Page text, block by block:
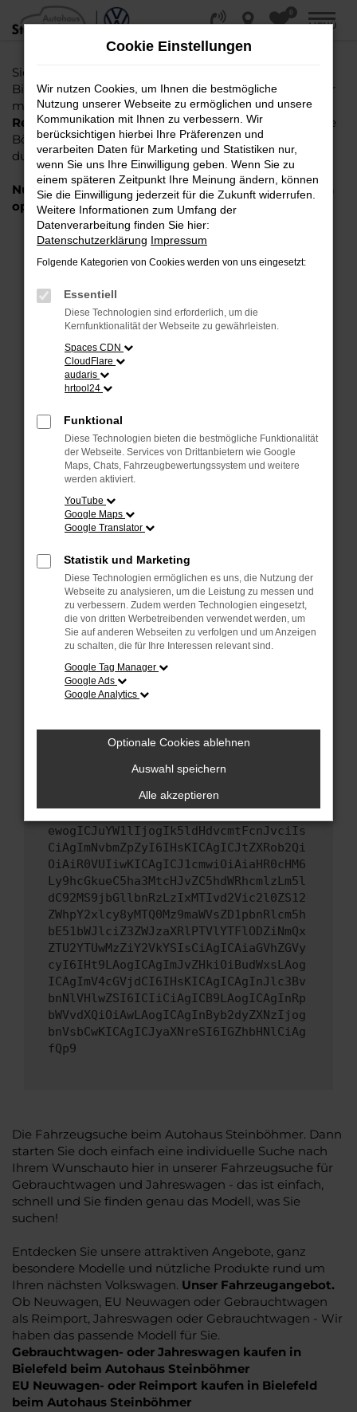
Zum
Hauptinhalt
0
MENÜ
Sie suchen einen Gebrauchtwagen oder Jahreswagen
Bielefeld, Gütersloh, Osnabrück oder Paderborn? Oder
möchten Sie einenEU Neuwagen oder gebrauchten
Reimport kaufen und nicht mühselig die vielen online
Börsen oder Anzeigen im Automarkt der Zeitungen
durch arbeiten?Hier sind Sie richtig!
Nutzen Sie jetzt das folgende graue Suchfeld für ein
optimiertes Ergebnis.
FEHLER: NETWORK ERROR
Hier sind ein paar Tipps, die dir helfen können:
Überprüfe deine Firewall und deine
Internetverbindung.
Laden andere Webseiten, zum Beispiel deine
Suchmaschine?
Manche Erweiterungen, wie Werbeblocker,
können das Laden bestimmter Seiten
verhindern. Funktioniert die Seite in einem
anderen Browser oder in einem privaten
Fenster?
Starte dein Gerät neu.
Das kann manchmal helfen, vorübergehende
Probleme zu beheben.
Stelle sicher, dass dein Browser und dein
Betriebssystem auf dem neuesten Stand
sind.
Veraltete Software birgt nicht nur ein
Sicherheitsrisiko, sondern kann auch dazu
führen, dass bestimmte Funktionen nicht mehr
unterstützt werden.
hast, kontaktiere uns bitte. Wir werden
uns diesen Text schicken, um uns bei der
Fehlersuche zu unterstützen:
ewogICJuYW1lIjogIk5ldHdvcmtFcnJvciIs
CiAgImNvbmZpZyI6IHsKICAgICJtZXRob2Qi
OiAiR0VUIiwKICAgICJ1cmwiOiAiaHR0cHM6
Ly9hcGkueC5ha3MtcHJvZC5hdWRhcmlzLm5l
dC92MS9jbGllbnRzLzIxMTIvd2Vic2l0ZS12
ZWhpY2xlcy8yMTQ0Mz9maWVsZD1pbnRlcm5h
bE51bWJlciZ3ZWJzaXRlPTVlYTFlODZiNmQx
ZTU2YTUwMzZiY2VkYSIsCiAgICAiaGVhZGVy
cyI6IHt9LAogICAgImJvZHkiOiBudWxsLAog
ICAgImV4cGVjdCI6IHsKICAgICAgInJlc3Bv
bnNlVHlwZSI6ICIiCiAgICB9LAogICAgInRp
bWVvdXQiOiAwLAogICAgInByb2dyZXNzIjog
bnVsbCwKICAgICJyaXNreSI6IGZhbHNlCiAg
fQp9
Die Fahrzeugsuche beim Autohaus Steinböhmer. Dann
starten Sie doch einfach eine individuelle Suche nach
Ihrem Wunschauto hier in unserer Fahrzeugsuche für
Gebrauchtwagen und Jahreswagen - das ist einfach,
schnell und Sie finden genau das Modell, was Sie
suchen!
Entdecken Sie unsere attraktiven Angebote, ganz
besondere Modelle und nützliche Produkte rund um
Ihren nächsten Volkswagen. Unser Fahrzeugangebot.
Ob Neuwagen, EU Neuwagen oder Gebrauchtwagen
als Reimport, Jahreswagen oder Gebrauchtwagen - Wir
haben das passende Modell für Sie.
Gebrauchtwagen- oder Jahreswagen kaufen in
Bielefeld beim Autohaus Steinböhmer
EU Neuwagen- oder Reimport kaufen in Bielefeld
beim Autohaus Steinböhmer
Cookie Einstellungen
Wir nutzen Cookies, um Ihnen die bestmögliche
Nutzung unserer Webseite zu ermöglichen und unsere
Kommunikation mit Ihnen zu verbessern. Wir
berücksichtigen hierbei Ihre Präferenzen und
verarbeiten Daten für Marketing und Statistiken nur,
wenn Sie uns Ihre Einwilligung geben. Wenn Sie zu
einem späteren Zeitpunkt Ihre Meinung ändern, können
Sie die Einwilligung jederzeit für die Zukunft widerrufen.
Weitere Informationen zum Umfang der
Datenverarbeitung finden Sie hier:
Datenschutzerklärung Impressum
Folgende Kategorien von Cookies werden von uns eingesetzt:
Essentiell
Diese Technologien sind erforderlich, um die
Kernfunktionalität der Webseite zu gewährleisten.
Spaces CDN
CloudFlare
audaris
hrtool24
Funktional
Diese Technologien bieten die bestmögliche Funktionalität
der Webseite. Services von Drittanbietern wie Google
Maps, Chats, Fahrzeugbewertungssystem und weitere
werden aktiviert.
YouTube
Google Maps
Google Translator
Statistik und Marketing
Diese Technologien ermöglichen es uns, die Nutzung der
Webseite zu analysieren, um die Leistung zu messen und
zu verbessern. Zudem werden Technologien eingesetzt,
die von dritten Werbetreibenden verwendet werden, um
Sie auf anderen Webseiten zu verfolgen und um Anzeigen
zu schalten, die für Ihre Interessen relevant sind.
Google Tag Manager
Google Ads
Google Analytics
Optionale Cookies ablehnen
Auswahl speichern
Alle akzeptieren